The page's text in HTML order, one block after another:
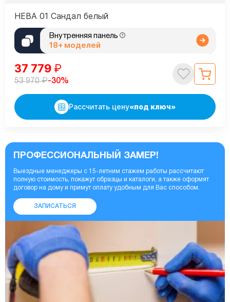
НЕВА 01 Сандал белый
Внутренняя панель
18+ моделей
37 779 ₽
53 970₽-30%
Рассчитать цену«под ключ»
ПРОФЕССИОНАЛЬНЫЙ ЗАМЕР!
Выездные менеджеры с 15-летним стажем работы рассчитают
полную стоимость, покажут образцы и каталоги, а также оформят
договор на дому и примут оплату удобным для Вас способом.
ЗАПИСАТЬСЯ